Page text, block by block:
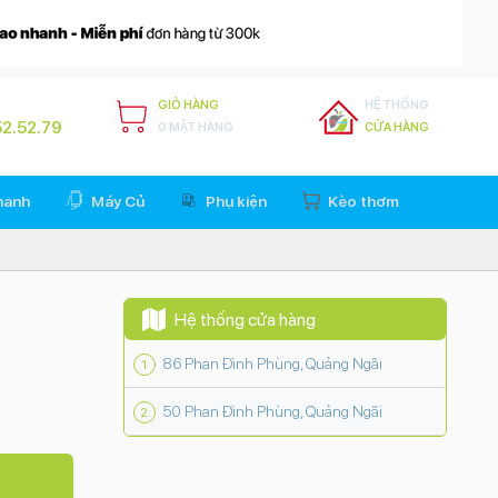
GIỎ HÀNG
0 MẶT HÀNG
HỆ THỐNG
CỬA HÀNG
Máy Củ Phụ kiện Kèo thơm
Hệ thống cửa hàng
86 Phan Đình Phùng, Quảng Ngãi
50 Phan Đình Phùng, Quảng Ngãi